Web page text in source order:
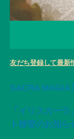
友だち登録して最
SACRA MAGIA
「イリスカー
ト移管のお知ら